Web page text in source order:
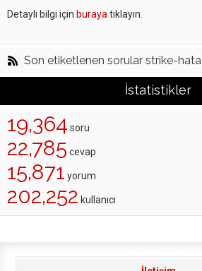
Detaylı bilgi için buraya tıklayın.
Son etiketlenen sorular strike-hata
İstatistikler
19,364 soru
22,785 cevap
15,871 yorum
202,252 kullanıcı